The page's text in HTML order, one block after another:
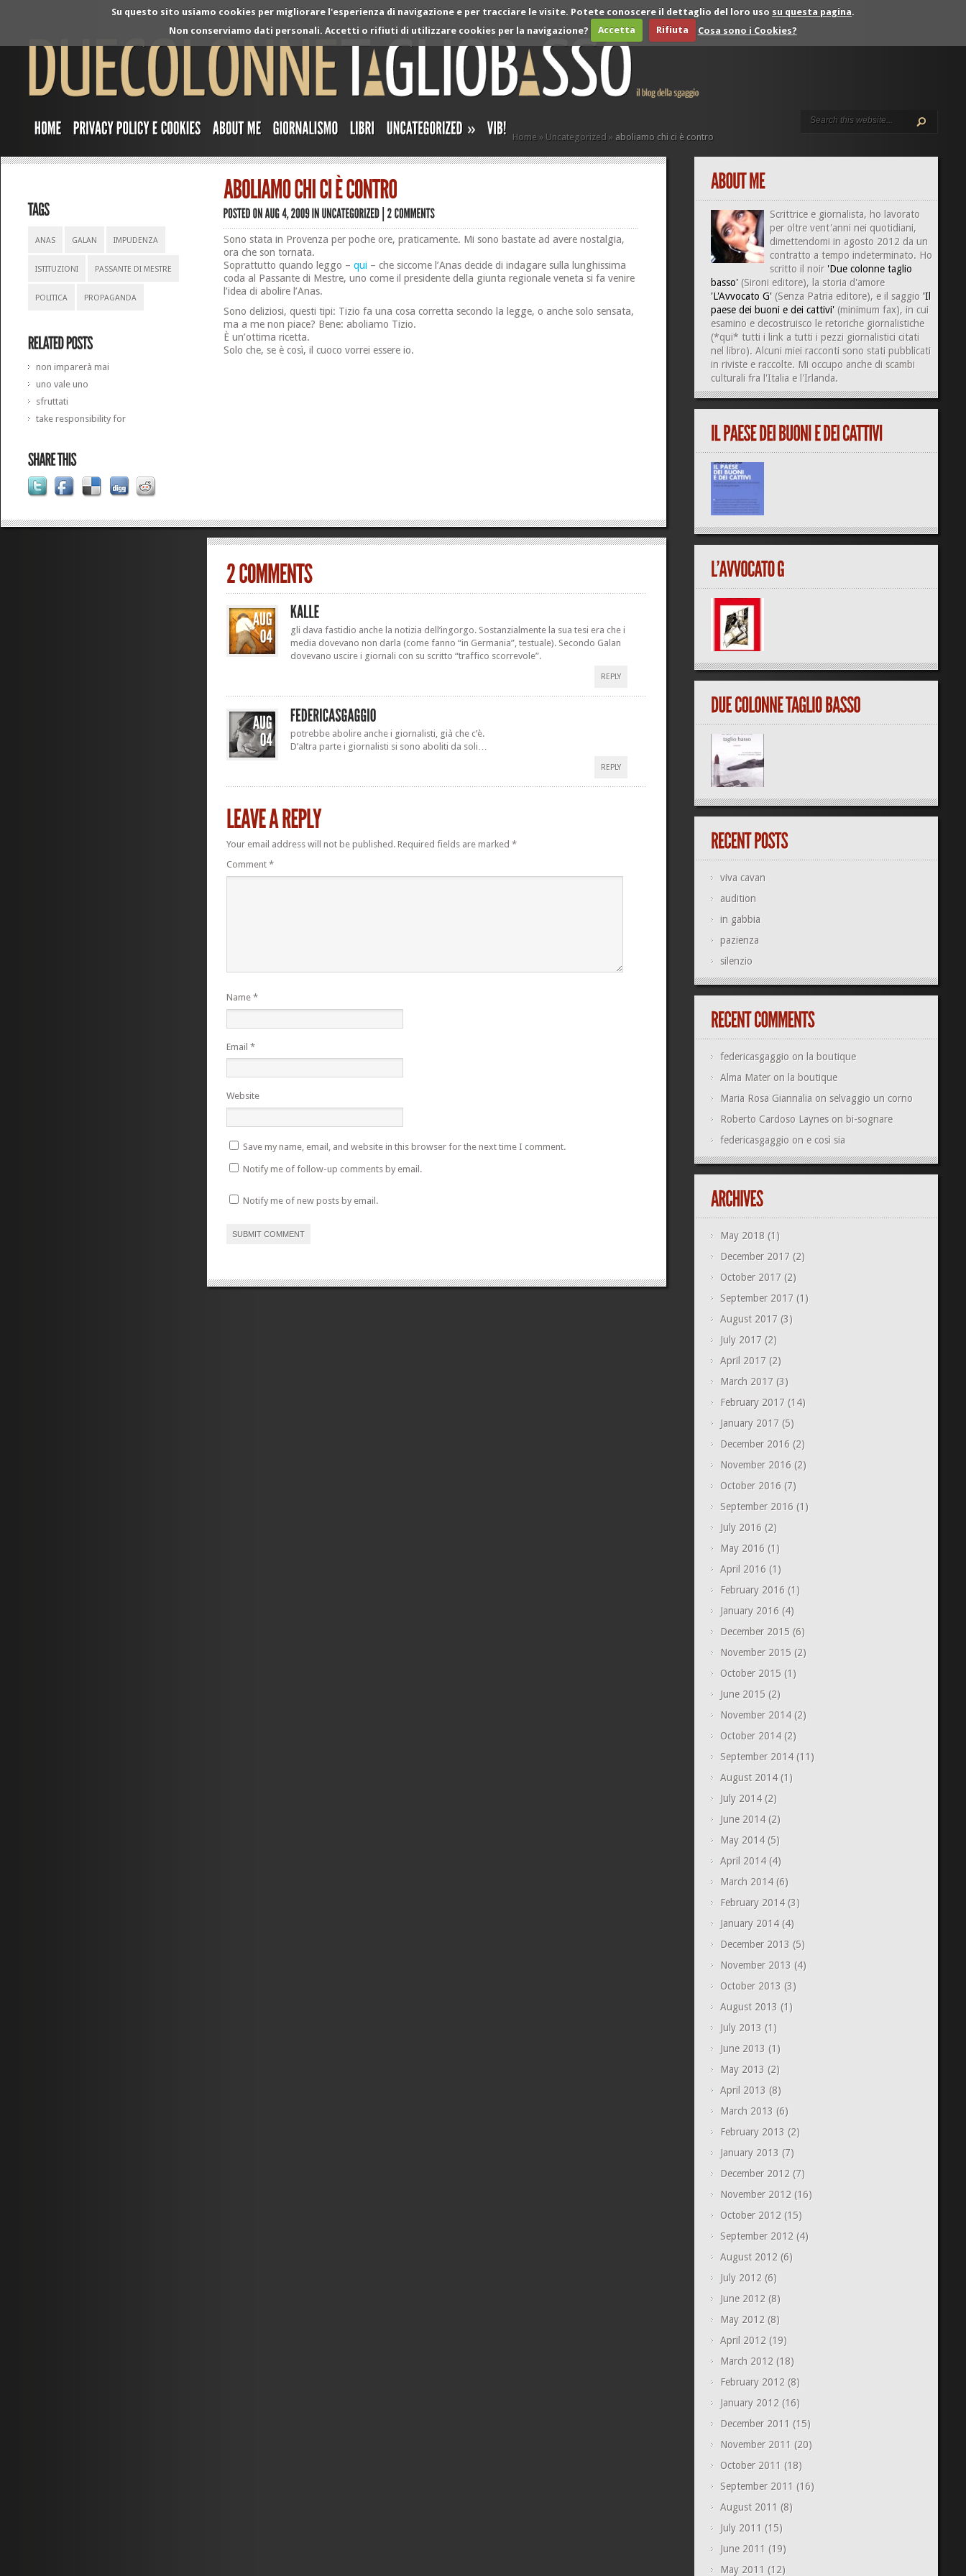
Su questo sito usiamo cookies per migliorare l'esperienza di navigazione e per tracciare le visite. Potete conoscere il dettaglio del loro uso su questa pagina.
Non conserviamo dati personali. Accetti o rifiuti di utilizzare cookies per la navigazione?
Accetta Rifiuta Cosa sono i Cookies?
» Home » Uncategorized » aboliamo chi ci è contro
ANAS GALAN IMPUDENZA
ISTITUZIONI PASSANTE DI MESTRE
POLITICA PROPAGANDA
non imparerà mai
uno vale uno
sfruttati
take responsibility for
Sono stata in Provenza per poche ore, praticamente. Mi sono bastate ad avere nostalgia,
ora che son tornata.
Soprattutto quando leggo –qui – che siccome l’Anas decide di indagare sulla lunghissima
coda al Passante di Mestre, uno come il presidente della giunta regionale veneta si fa venire
l’idea di abolire l’Anas.
Sono deliziosi, questi tipi: Tizio fa una cosa corretta secondo la legge, o anche solo sensata,
ma a me non piace? Bene: aboliamo Tizio.
È un’ottima ricetta.
Solo che, se è così, il cuoco vorrei essere io.
gli dava fastidio anche la notizia dell’ingorgo. Sostanzialmente la sua tesi era che i
media dovevano non darla (come fanno “in Germania”, testuale). Secondo Galan
dovevano uscire i giornali con su scritto “traffico scorrevole”.
REPLY
potrebbe abolire anche i giornalisti, già che c’è.
D’altra parte i giornalisti si sono aboliti da soli…
REPLY
Your email address will not be published. Required fields are marked *
Comment *
Name *
Email *
Website
Save my name, email, and website in this browser for the next time I comment.
Notify me of follow-up comments by email.
Notify me of new posts by email.
Scrittrice e giornalista, ho lavorato
per oltre vent'anni nei quotidiani,
dimettendomi in agosto 2012 da un
contratto a tempo indeterminato. Ho
scritto il noir 'Due colonne taglio
basso'(Sironi editore), la storia d'amore
'L'Avvocato G'(Senza Patria editore), e il saggio 'Il
paese dei buoni e dei cattivi'(minimum fax), in cui
esamino e decostruisco le retoriche giornalistiche
(*qui* tutti i link a tutti i pezzi giornalistici citati
nel libro). Alcuni miei racconti sono stati pubblicati
in riviste e raccolte. Mi occupo anche di scambi
culturalifra l'Italia e l'Irlanda.
viva cavan
audition
in gabbia
pazienza
silenzio
federicasgaggioon la boutique
Alma Materon la boutique
Maria Rosa Giannalia on selvaggio un corno
Roberto Cardoso Layneson bi-sognare
federicasgaggioon e così sia
May 2018(1)
December 2017(2)
October 2017(2)
September 2017(1)
August 2017(3)
July 2017(2)
April 2017(2)
March 2017(3)
February 2017(14)
January 2017(5)
December 2016(2)
November 2016(2)
October 2016(7)
September 2016(1)
July 2016(2)
May 2016(1)
April 2016(1)
February 2016(1)
January 2016(4)
December 2015(6)
November 2015(2)
October 2015(1)
June 2015(2)
November 2014(2)
October 2014(2)
September 2014(11)
August 2014(1)
July 2014(2)
June 2014(2)
May 2014(5)
April 2014(4)
March 2014(6)
February 2014(3)
January 2014(4)
December 2013 (5)
November 2013 (4)
October 2013 (3)
August 2013 (1)
July 2013 (1)
June 2013 (1)
May 2013 (2)
April 2013 (8)
March 2013 (6)
February 2013 (2)
January 2013 (7)
December 2012(7)
November 2012(16)
October 2012(15)
September 2012(4)
August 2012(6)
July 2012(6)
June 2012(8)
May 2012(8)
April 2012(19)
March 2012(18)
February 2012(8)
January 2012(16)
December 2011 (15)
November 2011 (20)
October 2011 (18)
September 2011 (16)
August 2011 (8)
July 2011 (15)
June 2011 (19)
May 2011 (12)